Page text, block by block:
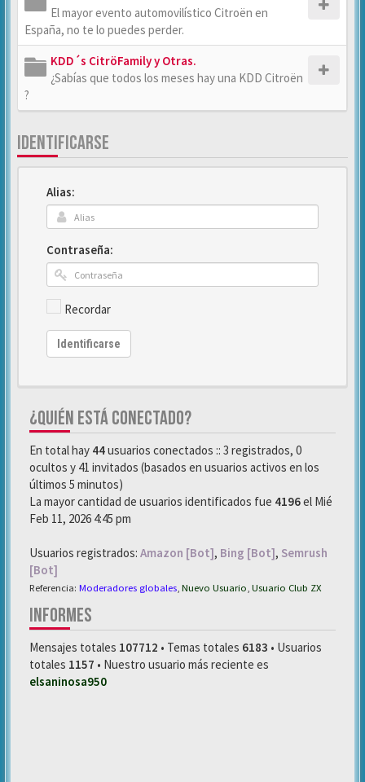
El mayor evento automovilístico Citroën en
España, no te lo puedes perder.
KDD´s CitröFamily y Otras.
¿Sabías que todos los meses hay una KDD Citroën
?
IDENTIFICARSE
Alias:
Contraseña:
Recordar
Identificarse
¿QUIÉN ESTÁ CONECTADO?
En total hay 44usuarios conectados :: 3 registrados, 0
ocultos y 41 invitados (basados en usuarios activos en los
últimos 5 minutos)
La mayor cantidad de usuarios identificados fue 4196el Mié
Feb 11, 2026 4:45 pm
Usuarios registrados: Amazon [Bot], Bing [Bot], Semrush
[Bot]
Referencia: Moderadores globales Nuevo Usuario Usuario Club ZX
INFORMES
Mensajes totales 107712 • Temas totales 6183 • Usuarios
totales 1157 • Nuestro usuario más reciente es
elsaninosa950